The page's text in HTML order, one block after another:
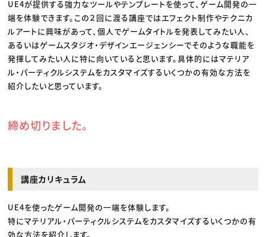
UE4が提供する強力なツールやテンプレートを使って、ゲーム開発の一
端を体験できます。この２回に渡る講座ではエフェクト制作やテクニカ
ルアートに興味があって、個人でゲームタイトルを発表してみたい人、
あるいはゲームスタジオ・デザインエージェンシーでそのような職能を
発揮してみたい人に特に向いていると思います。具体的にはマテリア
ル・パーティクルシステムをカスタマイズするいくつかの有効な方法を
紹介したいと思っています。
締め切りました。
講座カリキュラム
UE4を使ったゲーム開発の一端を体験します。
特にマテリアル・パーティクルシステムをカスタマイズするいくつかの有
効な方法を紹介します。